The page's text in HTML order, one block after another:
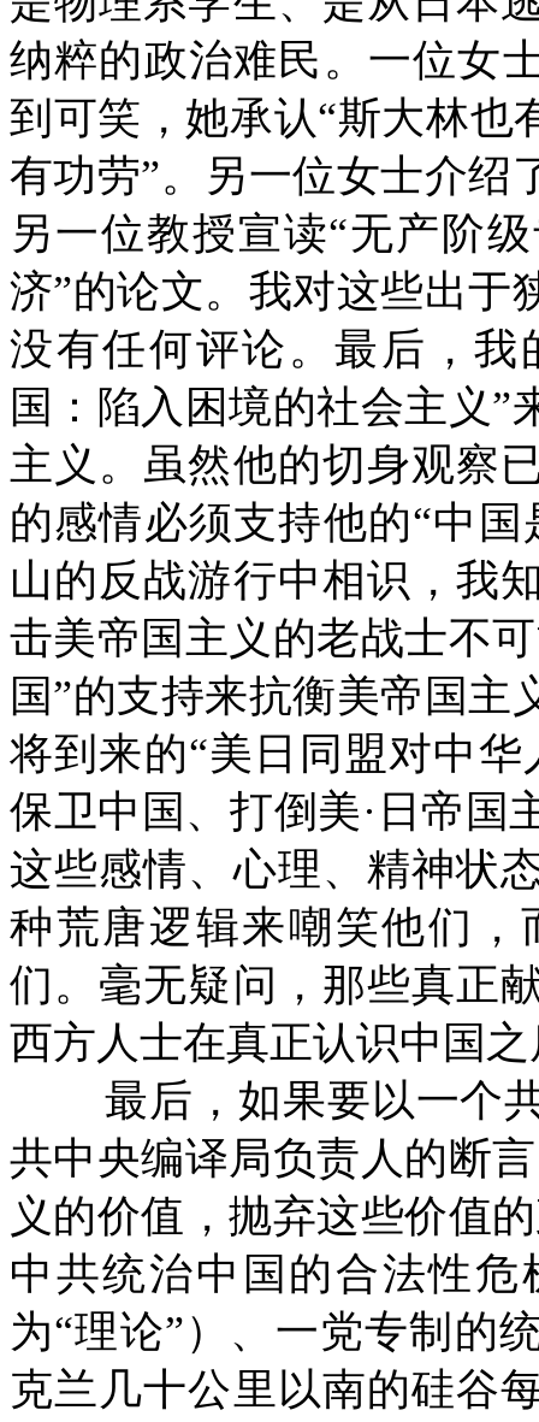
纳粹的政治难民。一位女
到可笑，她承认“斯大林也
有功劳”。另一位女士介绍
另一位教授宣读“无产阶
济”的论文。我对这些出于
没有任何评论。最后，我
国：陷入困境的社会主义”
主义。虽然他的切身观察
的感情必须支持他的“中
山的反战游行中相识，我
击美帝国主义的老战士不
国”的支持来抗衡美帝国主
将到来的“美日同盟对中
保卫中国、打倒美·日帝国
这些感情、心理、精神状
种荒唐逻辑来嘲笑他们
们。毫无疑问，那些真正
西方人士在真正认识中国
最后，如果要以一个
共中央编译局负责人的断
义的价值，抛弃这些价值
中共统治中国的合法性
为“理论”）、一党专制的
克兰几十公里以南的硅谷